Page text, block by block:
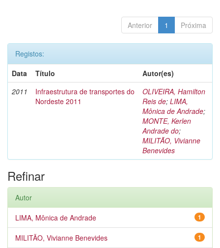
Anterior 1 Próxima
Registos:
Data
Título
Autor(es)
2011
Infraestrutura de transportes do
Nordeste 2011
OLIVEIRA, Hamilton
Reis de; LIMA,
Mônica de Andrade;
MONTE, Kerlen
Andrade do;
MILITÃO, Vivianne
Benevides
Refinar
Autor
1
LIMA, Mônica de Andrade
1
MILITÃO, Vivianne Benevides